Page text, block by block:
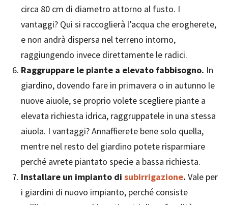
circa 80 cm di diametro attorno al fusto. I
vantaggi? Qui si raccoglierà l’acqua che erogherete,
e non andrà dispersa nel terreno intorno,
raggiungendo invece direttamente le radici.
Raggruppare le piante a elevato fabbisogno. In
giardino, dovendo fare in primavera o in autunno le
nuove aiuole, se proprio volete scegliere piante a
elevata richiesta idrica, raggruppatele in una stessa
aiuola. I vantaggi? Annaffierete bene solo quella,
mentre nel resto del giardino potete risparmiare
perché avrete piantato specie a bassa richiesta.
Installare un impianto di subirrigazione. Vale per
i giardini di nuovo impianto, perché consiste